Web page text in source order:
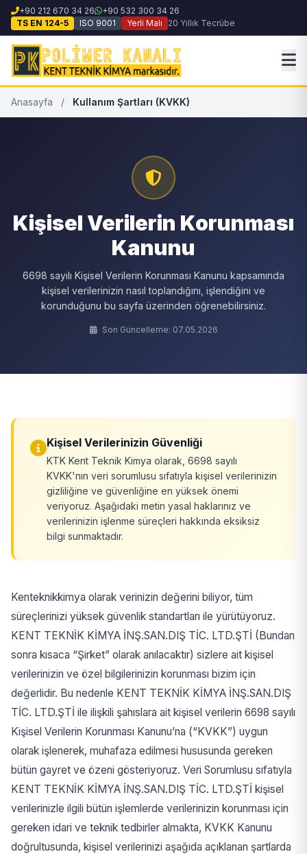
+90 212 670 34 26
+90 532 300 34 26
TS EN 124-5
ISO 9001 Yerli Malı 20 Yıllık Tecrübe
Anasayfa / Kullanım Şartları (KVKK)
Kişisel Verilerin Korunması
Kanunu
6698 sayılı Kişisel Verilerin Korunması Kanunu kapsamında
kişisel verilerinizin nasıl toplandığını, işlendiğini ve
korunduğunu bu sayfa üzerinden öğrenebilirsiniz.
Son Güncelleme: 07.05.2026
Kişisel Verilerinizin Güvenliği
KTK Kent Teknik Kimya olarak, 6698 sayılı
KVKK'nın veri sorumlusu sıfatıyla kişisel verilerinizin
gizliliğine ve güvenliğine en yüksek önemi
veriyoruz. Aşağıdaki metin yasal haklarınız ve
verilerinizin işlenme süreçleri hakkında eksiksiz
bilgi sunmaktadır.
Kenteknikkimya olarak verinizin değerini biliyor, tüm
süreçlerinizi yüksek güvenlik standartları ile yürütüyoruz.
KENT TEKNİK KİMYA İNŞ.SAN.DIŞ TİC. LTD.ŞTİ (Bundan
sonra kısaca “Şirket” olarak anılacaktır) sizlere ait kişisel
verilerinizin ve özel bilgilerinizin korunması bizim için
değerlidir. Bu nedenle KENT TEKNİK KİMYA İNŞ.SAN.DIŞ
TİC. LTD.ŞTİ ile ilişkili şahıslara ait kişisel verilerin 6698 sayılı
Kişisel Verilerin Korunması Kanunu’na (“KVKK”) uygun
olarak işlenerek, muhafaza edilmesi hususunda gereken
bütün gayret ve özeni gösteriyoruz. Veri Sorumlusu sıfatıyla
KENT TEKNİK KİMYA İNŞ.SAN.DIŞ TİC. LTD.ŞTİ kişisel
verilerinizle ilgili bütün işlemlerde verilerinizin korunması için
gereken idari ve teknik tedbirler almakta, KVKK Kanunu
doğrultusunda, kişisel verilerinizi aşağıda açıklanan şartlarda